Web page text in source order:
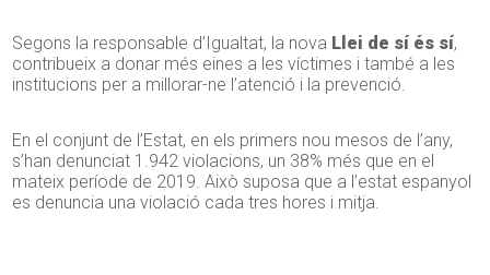
Segons la responsable d’Igualtat, la nova Llei de sí és sí,
contribueix a donar més eines a les víctimes i també a les
institucions per a millorar-ne l’atenció i la prevenció.
En el conjunt de l’Estat, en els primers nou mesos de l’any,
s’han denunciat 1.942 violacions, un 38% més que en el
mateix període de 2019. Això suposa que a l’estat espanyol
es denuncia una violació cada tres hores i mitja.